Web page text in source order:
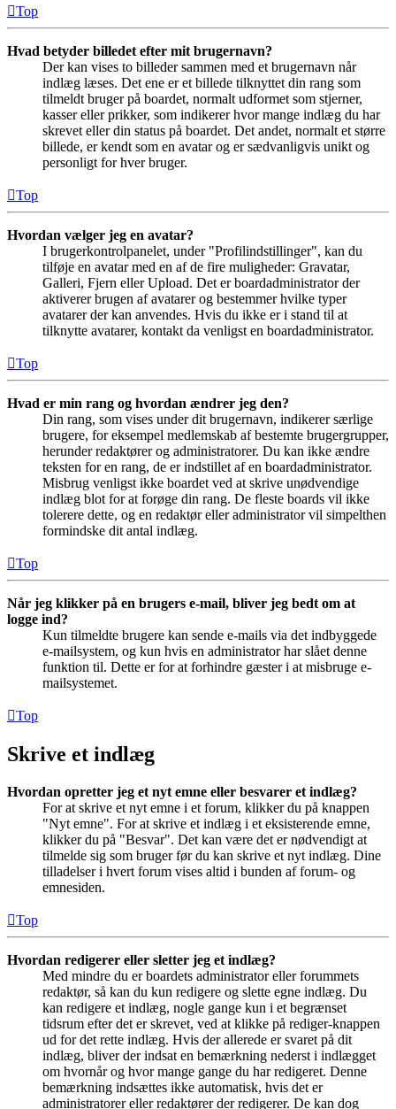
Top
Hvad betyder billedet efter mit brugernavn?
Der kan vises to billeder sammen med et brugernavn når
indlæg læses. Det ene er et billede tilknyttet din rang som
tilmeldt bruger på boardet, normalt udformet som stjerner,
kasser eller prikker, som indikerer hvor mange indlæg du har
skrevet eller din status på boardet. Det andet, normalt et større
billede, er kendt som en avatar og er sædvanligvis unikt og
personligt for hver bruger.
Top
Hvordan vælger jeg en avatar?
I brugerkontrolpanelet, under "Profilindstillinger", kan du
tilføje en avatar med en af de fire muligheder: Gravatar,
Galleri, Fjern eller Upload. Det er boardadministrator der
aktiverer brugen af avatarer og bestemmer hvilke typer
avatarer der kan anvendes. Hvis du ikke er i stand til at
tilknytte avatarer, kontakt da venligst en boardadministrator.
Top
Hvad er min rang og hvordan ændrer jeg den?
Din rang, som vises under dit brugernavn, indikerer særlige
brugere, for eksempel medlemskab af bestemte brugergrupper,
herunder redaktører og administratorer. Du kan ikke ændre
teksten for en rang, de er indstillet af en boardadministrator.
Misbrug venligst ikke boardet ved at skrive unødvendige
indlæg blot for at forøge din rang. De fleste boards vil ikke
tolerere dette, og en redaktør eller administrator vil simpelthen
formindske dit antal indlæg.
Top
Når jeg klikker på en brugers e-mail, bliver jeg bedt om at
logge ind?
Kun tilmeldte brugere kan sende e-mails via det indbyggede
e-mailsystem, og kun hvis en administrator har slået denne
funktion til. Dette er for at forhindre gæster i at misbruge e-
mailsystemet.
Top
Skrive et indlæg
Hvordan opretter jeg et nyt emne eller besvarer et indlæg?
For at skrive et nyt emne i et forum, klikker du på knappen
"Nyt emne". For at skrive et indlæg i et eksisterende emne,
klikker du på "Besvar". Det kan være det er nødvendigt at
tilmelde sig som bruger før du kan skrive et nyt indlæg. Dine
tilladelser i hvert forum vises altid i bunden af forum- og
emnesiden.
Top
Hvordan redigerer eller sletter jeg et indlæg?
Med mindre du er boardets administrator eller forummets
redaktør, så kan du kun redigere og slette egne indlæg. Du
kan redigere et indlæg, nogle gange kun i et begrænset
tidsrum efter det er skrevet, ved at klikke på rediger-knappen
ud for det rette indlæg. Hvis der allerede er svaret på dit
indlæg, bliver der indsat en bemærkning nederst i indlægget
om hvornår og hvor mange gange du har redigeret. Denne
bemærkning indsættes ikke automatisk, hvis det er
administratorer eller redaktører der redigerer. De kan dog